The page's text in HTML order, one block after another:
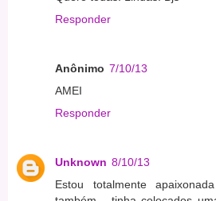
Responder
Anônimo 7/10/13
AMEI
Responder
Unknown 8/10/13
Estou totalmente